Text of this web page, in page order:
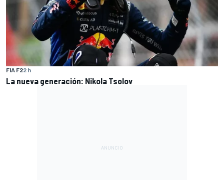
FIA F22 h
La nueva generación: Nikola Tsolov